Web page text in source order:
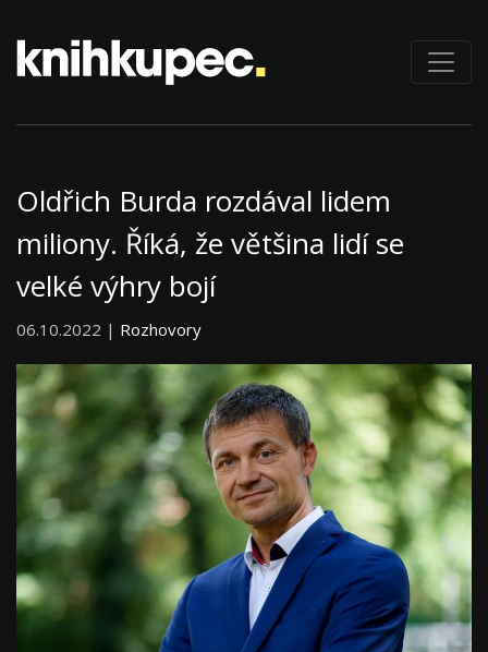
Oldřich Burda rozdával lidem
miliony. Říká, že většina lidí se
velké výhry bojí
06.10.2022 | Rozhovory